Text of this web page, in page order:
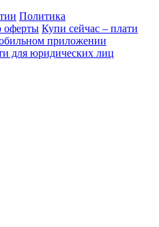
Политика
оферты Купи сейчас – плати
приложении
для юридических лиц